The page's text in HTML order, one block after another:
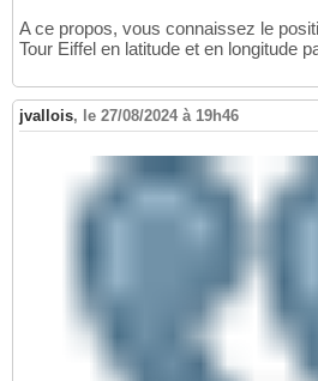
A ce propos, vous connaissez le
Tour Eiffel en latitude et en longitude
jvallois, le 27/08/2024 à 19h46